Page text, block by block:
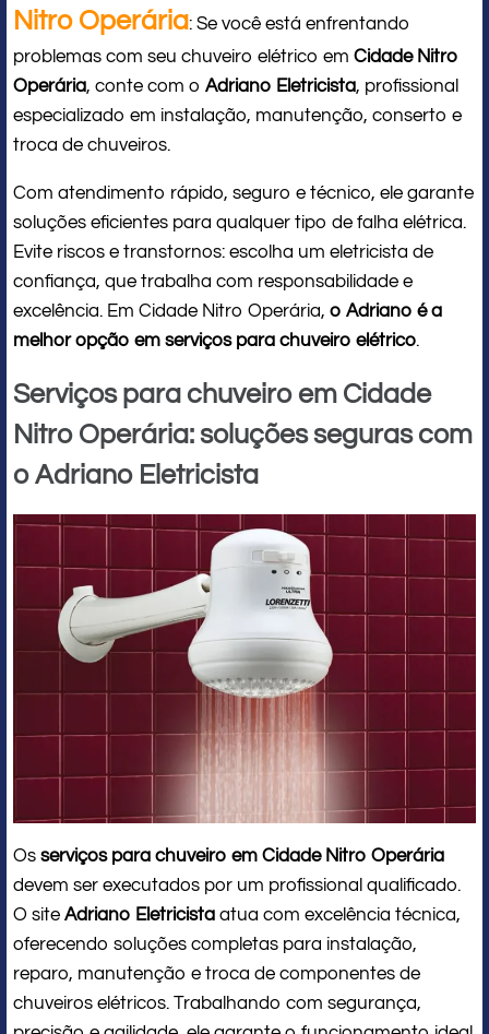
Nitro Operária: Se você está enfrentando
problemas com seu chuveiro elétrico em Cidade Nitro
Operária, conte com o Adriano Eletricista, profissional
especializado em instalação, manutenção, conserto e
troca de chuveiros.
Com atendimento rápido, seguro e técnico, ele garante
soluções eficientes para qualquer tipo de falha elétrica.
Evite riscos e transtornos: escolha um eletricista de
confiança, que trabalha com responsabilidade e
excelência. Em Cidade Nitro Operária, o Adriano é a
melhor opção em serviços para chuveiro elétrico.
Serviços para chuveiro em Cidade
Nitro Operária: soluções seguras com
o Adriano Eletricista
Os serviços para chuveiro em Cidade Nitro Operária
devem ser executados por um profissional qualificado.
O site Adriano Eletricista atua com excelência técnica,
oferecendo soluções completas para instalação,
reparo, manutenção e troca de componentes de
chuveiros elétricos. Trabalhando com segurança,